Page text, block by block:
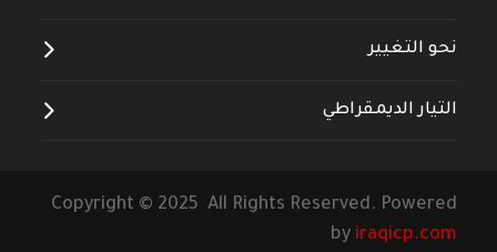
نحو التغيير
التيار الديمقراطي
Copyright © 2025 All Rights Reserved. Powered
by iraqicp.com